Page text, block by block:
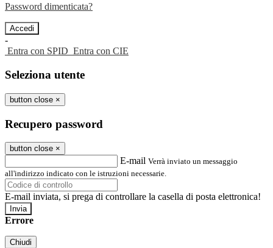
Password dimenticata?
-
Entra con SPID Entra con CIE
Seleziona utente
button close ×
Recupero password
button close ×
E-mail Verrà inviato un messaggio
all'indirizzo indicato con le istruzioni necessarie.
E-mail inviata, si prega di controllare la casella di posta elettronica!
Errore
Chiudi